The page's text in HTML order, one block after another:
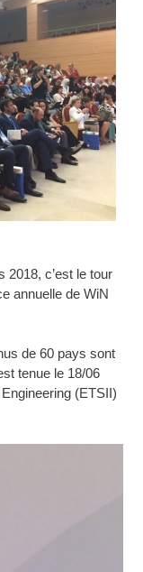
2018, c’est le tour
annuelle de WiN
de 60 pays sont
tenue le 18/06
(ETSII)